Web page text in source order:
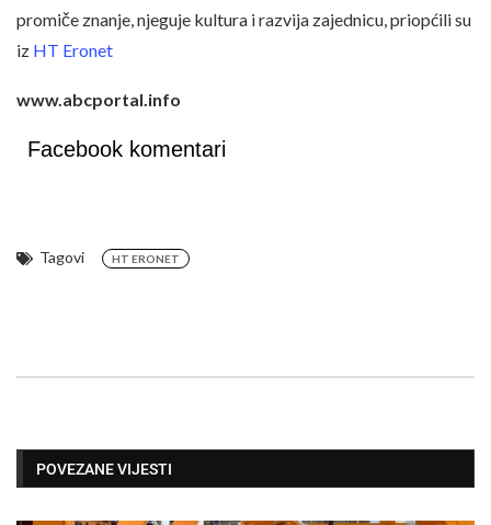
promiče znanje, njeguje kultura i razvija zajednicu, priopćili su
iz HT Eronet
www.abcportal.info
Facebook komentari
Tagovi HT ERONET
POVEZANE VIJESTI